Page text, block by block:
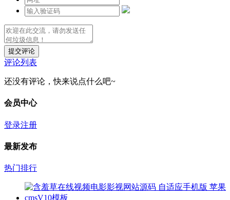
提交评论
评论列表
还没有评论，快来说点什么吧~
会员中心
登录注册
最新发布
热门排行